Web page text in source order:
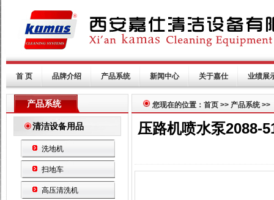
首 页 品牌介绍 产品系统 新闻中心 关于嘉仕 业绩展
产品系统
清洁设备用品
洗地机
扫地车
高压清洗机
您现在的位置：首页 >> 产品系统 >>
压路机喷水泵2088-